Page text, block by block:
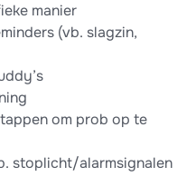
manier
(vb. slagzin,
om prob op te
stoplicht/alarmsignalen